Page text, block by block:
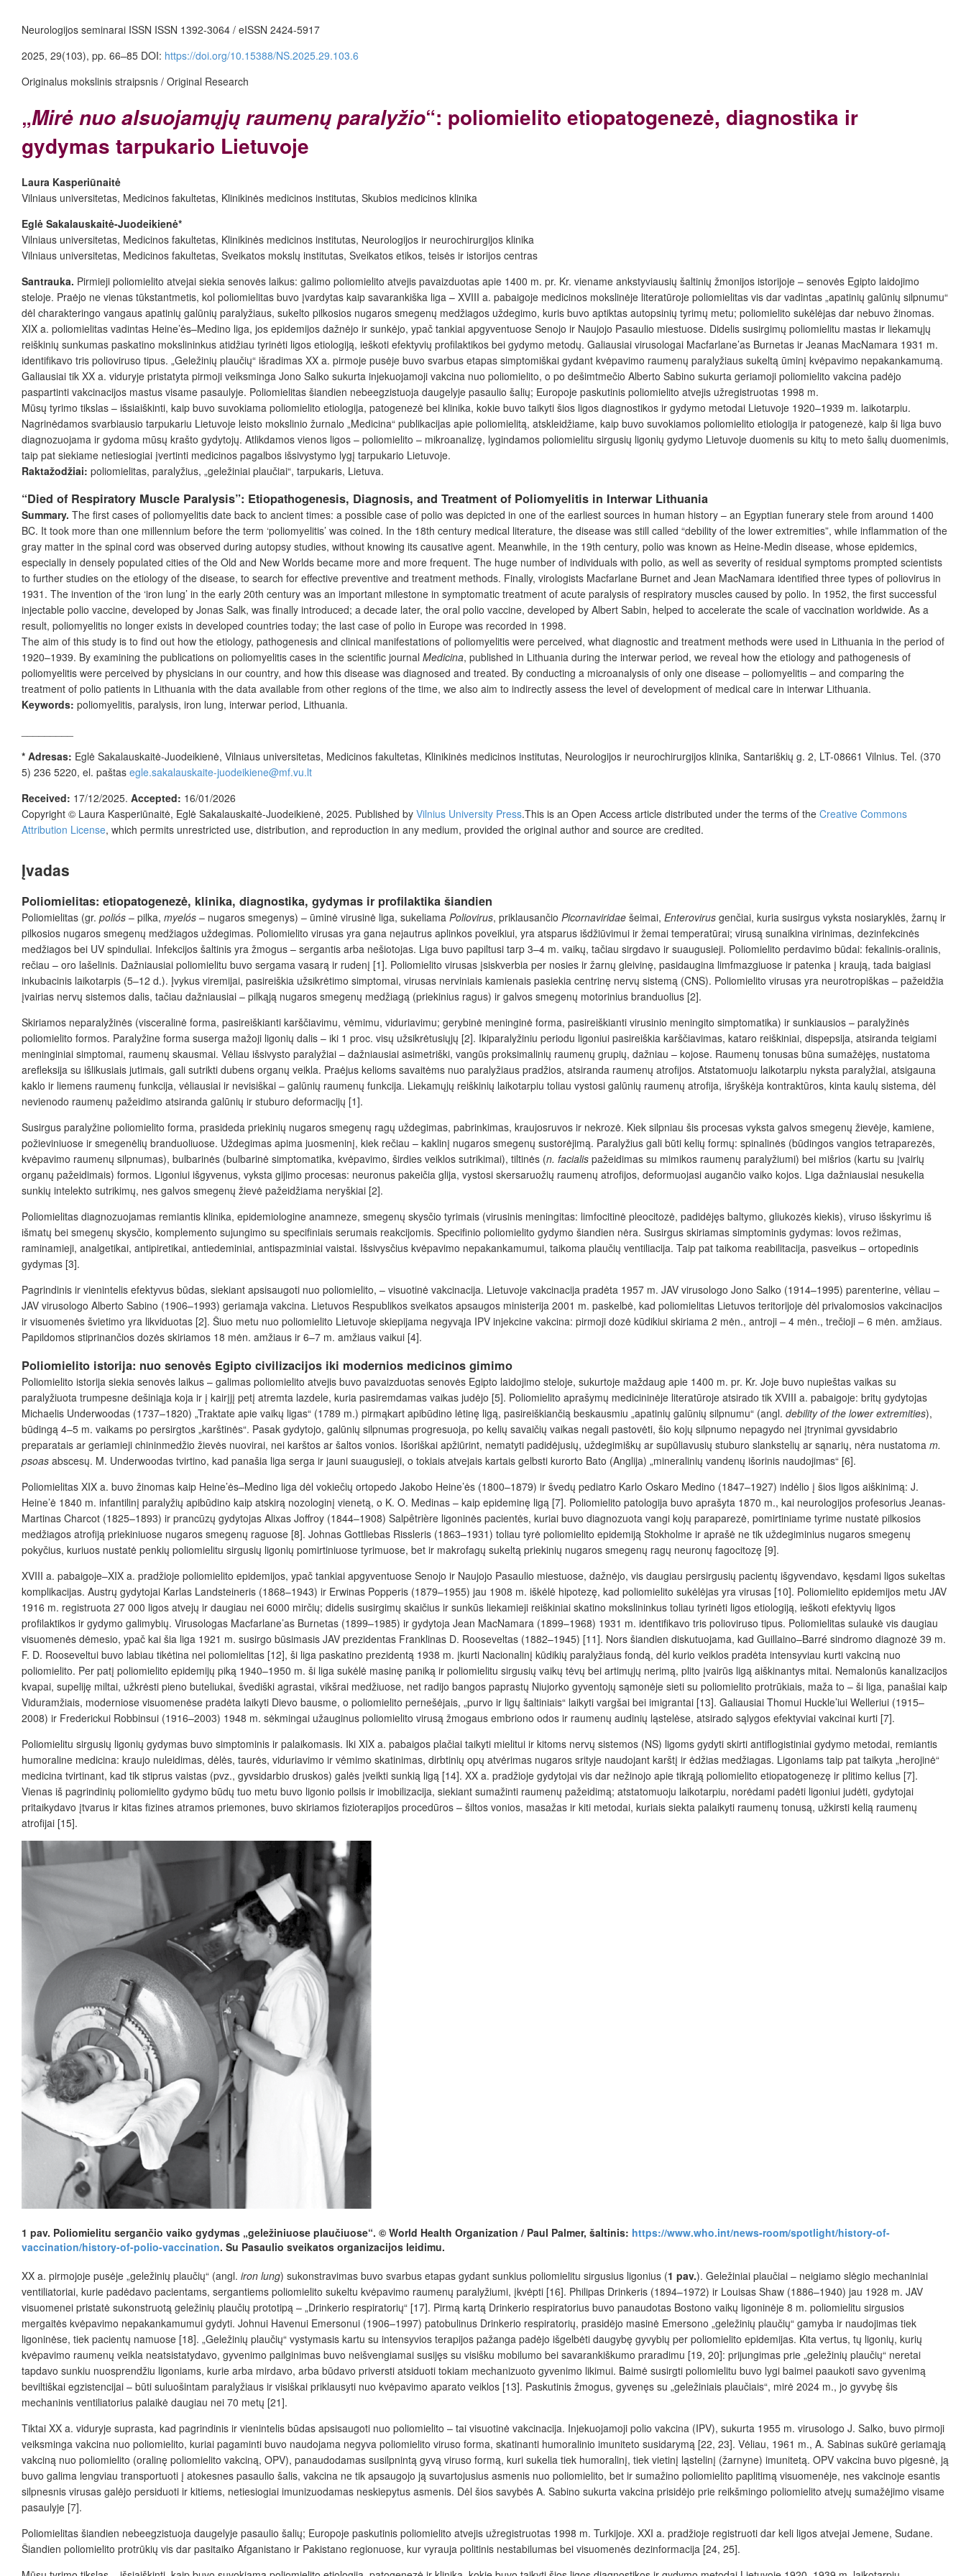
Neurologijos seminarai ISSN ISSN 1392-3064 / eISSN 2424-5917
2025, 29(103), pp. 66–85 DOI: https://doi.org/10.15388/NS.2025.29.103.6
Originalus mokslinis straipsnis / Original Research
„Mirė nuo alsuojamųjų raumenų paralyžio“: poliomielito etiopatogenezė, diagnostika ir
gydymas tarpukario Lietuvoje
Laura Kasperiūnaitė
Vilniaus universitetas, Medicinos fakultetas, Klinikinės medicinos institutas, Skubios medicinos klinika
Eglė Sakalauskaitė-Juodeikienė*
Vilniaus universitetas, Medicinos fakultetas, Klinikinės medicinos institutas, Neurologijos ir neurochirurgijos klinika
Vilniaus universitetas, Medicinos fakultetas, Sveikatos mokslų institutas, Sveikatos etikos, teisės ir istorijos centras
Santrauka. Pirmieji poliomielito atvejai siekia senovės laikus: galimo poliomielito atvejis pavaizduotas apie 1400 m. pr. Kr. viename ankstyviausių šaltinių žmonijos istorijoje – senovės Egipto laidojimo
steloje. Praėjo ne vienas tūkstantmetis, kol poliomielitas buvo įvardytas kaip savarankiška liga – XVIII a. pabaigoje medicinos mokslinėje literatūroje poliomielitas vis dar vadintas „apatinių galūnių silpnumu“
dėl charakteringo vangaus apatinių galūnių paralyžiaus, sukelto pilkosios nugaros smegenų medžiagos uždegimo, kuris buvo aptiktas autopsinių tyrimų metu; poliomielito sukėlėjas dar nebuvo žinomas.
XIX a. poliomielitas vadintas Heine’ės–Medino liga, jos epidemijos dažnėjo ir sunkėjo, ypač tankiai apgyventuose Senojo ir Naujojo Pasaulio miestuose. Didelis susirgimų poliomielitu mastas ir liekamųjų
reiškinių sunkumas paskatino mokslininkus atidžiau tyrinėti ligos etiologiją, ieškoti efektyvių profilaktikos bei gydymo metodų. Galiausiai virusologai Macfarlane’as Burnetas ir Jeanas MacNamara 1931 m.
identifikavo tris polioviruso tipus. „Geležinių plaučių“ išradimas XX a. pirmoje pusėje buvo svarbus etapas simptomiškai gydant kvėpavimo raumenų paralyžiaus sukeltą ūminį kvėpavimo nepakankamumą.
Galiausiai tik XX a. viduryje pristatyta pirmoji veiksminga Jono Salko sukurta injekuojamoji vakcina nuo poliomielito, o po dešimtmečio Alberto Sabino sukurta geriamoji poliomielito vakcina padėjo
paspartinti vakcinacijos mastus visame pasaulyje. Poliomielitas šiandien nebeegzistuoja daugelyje pasaulio šalių; Europoje paskutinis poliomielito atvejis užregistruotas 1998 m.
Mūsų tyrimo tikslas – išsiaiškinti, kaip buvo suvokiama poliomielito etiologija, patogenezė bei klinika, kokie buvo taikyti šios ligos diagnostikos ir gydymo metodai Lietuvoje 1920–1939 m. laikotarpiu.
Nagrinėdamos svarbiausio tarpukariu Lietuvoje leisto mokslinio žurnalo „Medicina“ publikacijas apie poliomielitą, atskleidžiame, kaip buvo suvokiamos poliomielito etiologija ir patogenezė, kaip ši liga buvo
diagnozuojama ir gydoma mūsų krašto gydytojų. Atlikdamos vienos ligos – poliomielito – mikroanalizę, lygindamos poliomielitu sirgusių ligonių gydymo Lietuvoje duomenis su kitų to meto šalių duomenimis,
taip pat siekiame netiesiogiai įvertinti medicinos pagalbos išsivystymo lygį tarpukario Lietuvoje.
Raktažodžiai: poliomielitas, paralyžius, „geležiniai plaučiai“, tarpukaris, Lietuva.
“Died of Respiratory Muscle Paralysis”: Etiopathogenesis, Diagnosis, and Treatment of Poliomyelitis in Interwar Lithuania
Summary. The first cases of poliomyelitis date back to ancient times: a possible case of polio was depicted in one of the earliest sources in human history – an Egyptian funerary stele from around 1400
BC. It took more than one millennium before the term ‘poliomyelitis’ was coined. In the 18th century medical literature, the disease was still called “debility of the lower extremities”, while inflammation of the
gray matter in the spinal cord was observed during autopsy studies, without knowing its causative agent. Meanwhile, in the 19th century, polio was known as Heine-Medin disease, whose epidemics,
especially in densely populated cities of the Old and New Worlds became more and more frequent. The huge number of individuals with polio, as well as severity of residual symptoms prompted scientists
to further studies on the etiology of the disease, to search for effective preventive and treatment methods. Finally, virologists Macfarlane Burnet and Jean MacNamara identified three types of poliovirus in
1931. The invention of the ‘iron lung’ in the early 20th century was an important milestone in symptomatic treatment of acute paralysis of respiratory muscles caused by polio. In 1952, the first successful
injectable polio vaccine, developed by Jonas Salk, was finally introduced; a decade later, the oral polio vaccine, developed by Albert Sabin, helped to accelerate the scale of vaccination worldwide. As a
result, poliomyelitis no longer exists in developed countries today; the last case of polio in Europe was recorded in 1998.
The aim of this study is to find out how the etiology, pathogenesis and clinical manifestations of poliomyelitis were perceived, what diagnostic and treatment methods were used in Lithuania in the period of
1920–1939. By examining the publications on poliomyelitis cases in the scientific journal Medicina, published in Lithuania during the interwar period, we reveal how the etiology and pathogenesis of
poliomyelitis were perceived by physicians in our country, and how this disease was diagnosed and treated. By conducting a microanalysis of only one disease – poliomyelitis – and comparing the
treatment of polio patients in Lithuania with the data available from other regions of the time, we also aim to indirectly assess the level of development of medical care in interwar Lithuania.
Keywords: poliomyelitis, paralysis, iron lung, interwar period, Lithuania.
* Adresas: Eglė Sakalauskaitė-Juodeikienė, Vilniaus universitetas, Medicinos fakultetas, Klinikinės medicinos institutas, Neurologijos ir neurochirurgijos klinika, Santariškių g. 2, LT-08661 Vilnius. Tel. (370
5) 236 5220, el. paštas egle.sakalauskaite-juodeikiene@mf.vu.lt
Received: 17/12/2025. Accepted: 16/01/2026
Copyright © Laura Kasperiūnaitė, Eglė Sakalauskaitė-Juodeikienė, 2025. Published by Vilnius University Press.This is an Open Access article distributed under the terms of the Creative Commons
Attribution License, which permits unrestricted use, distribution, and reproduction in any medium, provided the original author and source are credited.
Įvadas
Poliomielitas: etiopatogenezė, klinika, diagnostika, gydymas ir profilaktika šiandien
Poliomielitas (gr. poliós – pilka, myelós – nugaros smegenys) – ūminė virusinė liga, sukeliama Poliovirus, priklausančio Picornaviridae šeimai, Enterovirus genčiai, kuria susirgus vyksta nosiaryklės, žarnų ir
pilkosios nugaros smegenų medžiagos uždegimas. Poliomielito virusas yra gana nejautrus aplinkos poveikiui, yra atsparus išdžiūvimui ir žemai temperatūrai; virusą sunaikina virinimas, dezinfekcinės
medžiagos bei UV spinduliai. Infekcijos šaltinis yra žmogus – sergantis arba nešiotojas. Liga buvo papiltusi tarp 3–4 m. vaikų, tačiau sirgdavo ir suaugusieji. Poliomielito perdavimo būdai: fekalinis-oralinis,
rečiau – oro lašelinis. Dažniausiai poliomielitu buvo sergama vasarą ir rudenį [1]. Poliomielito virusas įsiskverbia per nosies ir žarnų gleivinę, pasidaugina limfmazgiuose ir patenka į kraują, tada baigiasi
inkubacinis laikotarpis (5–12 d.). Įvykus viremijai, pasireiškia užsikrėtimo simptomai, virusas nerviniais kamienais pasiekia centrinę nervų sistemą (CNS). Poliomielito virusas yra neurotropiškas – pažeidžia
įvairias nervų sistemos dalis, tačiau dažniausiai – pilkąją nugaros smegenų medžiagą (priekinius ragus) ir galvos smegenų motorinius branduolius [2].
Skiriamos neparalyžinės (visceralinė forma, pasireiškianti karščiavimu, vėmimu, viduriavimu; gerybinė meninginė forma, pasireiškianti virusinio meningito simptomatika) ir sunkiausios – paralyžinės
poliomielito formos. Paralyžine forma suserga mažoji ligonių dalis – iki 1 proc. visų užsikrėtusiųjų [2]. Ikiparalyžiniu periodu ligoniui pasireiškia karščiavimas, kataro reiškiniai, dispepsija, atsiranda teigiami
meninginiai simptomai, raumenų skausmai. Vėliau išsivysto paralyžiai – dažniausiai asimetriški, vangūs proksimalinių raumenų grupių, dažniau – kojose. Raumenų tonusas būna sumažėjęs, nustatoma
arefleksija su išlikusiais jutimais, gali sutrikti dubens organų veikla. Praėjus kelioms savaitėms nuo paralyžiaus pradžios, atsiranda raumenų atrofijos. Atstatomuoju laikotarpiu nyksta paralyžiai, atsigauna
kaklo ir liemens raumenų funkcija, vėliausiai ir nevisiškai – galūnių raumenų funkcija. Liekamųjų reiškinių laikotarpiu toliau vystosi galūnių raumenų atrofija, išryškėja kontraktūros, kinta kaulų sistema, dėl
nevienodo raumenų pažeidimo atsiranda galūnių ir stuburo deformacijų [1].
Susirgus paralyžine poliomielito forma, prasideda priekinių nugaros smegenų ragų uždegimas, pabrinkimas, kraujosruvos ir nekrozė. Kiek silpniau šis procesas vyksta galvos smegenų žievėje, kamiene,
požieviniuose ir smegenėlių branduoliuose. Uždegimas apima juosmeninį, kiek rečiau – kaklinį nugaros smegenų sustorėjimą. Paralyžius gali būti kelių formų: spinalinės (būdingos vangios tetraparezės,
kvėpavimo raumenų silpnumas), bulbarinės (bulbarinė simptomatika, kvėpavimo, širdies veiklos sutrikimai), tiltinės (n. facialis pažeidimas su mimikos raumenų paralyžiumi) bei mišrios (kartu su įvairių
organų pažeidimais) formos. Ligoniui išgyvenus, vyksta gijimo procesas: neuronus pakeičia glija, vystosi skersaruožių raumenų atrofijos, deformuojasi augančio vaiko kojos. Liga dažniausiai nesukelia
sunkių intelekto sutrikimų, nes galvos smegenų žievė pažeidžiama neryškiai [2].
Poliomielitas diagnozuojamas remiantis klinika, epidemiologine anamneze, smegenų skysčio tyrimais (virusinis meningitas: limfocitinė pleocitozė, padidėjęs baltymo, gliukozės kiekis), viruso išskyrimu iš
išmatų bei smegenų skysčio, komplemento sujungimo su specifiniais serumais reakcijomis. Specifinio poliomielito gydymo šiandien nėra. Susirgus skiriamas simptominis gydymas: lovos režimas,
raminamieji, analgetikai, antipiretikai, antiedeminiai, antispazminiai vaistai. Išsivysčius kvėpavimo nepakankamumui, taikoma plaučių ventiliacija. Taip pat taikoma reabilitacija, pasveikus – ortopedinis
gydymas [3].
Pagrindinis ir vienintelis efektyvus būdas, siekiant apsisaugoti nuo poliomielito, – visuotinė vakcinacija. Lietuvoje vakcinacija pradėta 1957 m. JAV virusologo Jono Salko (1914–1995) parenterine, vėliau –
JAV virusologo Alberto Sabino (1906–1993) geriamąja vakcina. Lietuvos Respublikos sveikatos apsaugos ministerija 2001 m. paskelbė, kad poliomielitas Lietuvos teritorijoje dėl privalomosios vakcinacijos
ir visuomenės švietimo yra likviduotas [2]. Šiuo metu nuo poliomielito Lietuvoje skiepijama negyvąja IPV injekcine vakcina: pirmoji dozė kūdikiui skiriama 2 mėn., antroji – 4 mėn., trečioji – 6 mėn. amžiaus.
Papildomos stiprinančios dozės skiriamos 18 mėn. amžiaus ir 6–7 m. amžiaus vaikui [4].
Poliomielito istorija: nuo senovės Egipto civilizacijos iki modernios medicinos gimimo
Poliomielito istorija siekia senovės laikus – galimas poliomielito atvejis buvo pavaizduotas senovės Egipto laidojimo steloje, sukurtoje maždaug apie 1400 m. pr. Kr. Joje buvo nupieštas vaikas su
paralyžiuota trumpesne dešiniąja koja ir į kairįjį petį atremta lazdele, kuria pasiremdamas vaikas judėjo [5]. Poliomielito aprašymų medicininėje literatūroje atsirado tik XVIII a. pabaigoje: britų gydytojas
Michaelis Underwoodas (1737–1820) „Traktate apie vaikų ligas“ (1789 m.) pirmąkart apibūdino lėtinę ligą, pasireiškiančią beskausmiu „apatinių galūnių silpnumu“ (angl. debility of the lower extremities),
būdingą 4–5 m. vaikams po persirgtos „karštinės“. Pasak gydytojo, galūnių silpnumas progresuoja, po kelių savaičių vaikas negali pastovėti, šio kojų silpnumo nepagydo nei įtrynimai gyvsidabrio
preparatais ar geriamieji chininmedžio žievės nuovirai, nei karštos ar šaltos vonios. Išoriškai apžiūrint, nematyti padidėjusių, uždegimiškų ar supūliavusių stuburo slankstelių ar sąnarių, nėra nustatoma m.
psoas abscesų. M. Underwoodas tvirtino, kad panašia liga serga ir jauni suaugusieji, o tokiais atvejais kartais gelbsti kurorto Bato (Anglija) „mineralinių vandenų išorinis naudojimas“ [6].
Poliomielitas XIX a. buvo žinomas kaip Heine’ės–Medino liga dėl vokiečių ortopedo Jakobo Heine’ės (1800–1879) ir švedų pediatro Karlo Oskaro Medino (1847–1927) indėlio į šios ligos aiškinimą: J.
Heine’ė 1840 m. infantilinį paralyžių apibūdino kaip atskirą nozologinį vienetą, o K. O. Medinas – kaip epideminę ligą [7]. Poliomielito patologija buvo aprašyta 1870 m., kai neurologijos profesorius Jeanas-
Martinas Charcot (1825–1893) ir prancūzų gydytojas Alixas Joffroy (1844–1908) Salpêtrière ligoninės pacientės, kuriai buvo diagnozuota vangi kojų paraparezė, pomirtiniame tyrime nustatė pilkosios
medžiagos atrofiją priekiniuose nugaros smegenų raguose [8]. Johnas Gottliebas Rissleris (1863–1931) toliau tyrė poliomielito epidemiją Stokholme ir aprašė ne tik uždegiminius nugaros smegenų
pokyčius, kuriuos nustatė penkių poliomielitu sirgusių ligonių pomirtiniuose tyrimuose, bet ir makrofagų sukeltą priekinių nugaros smegenų ragų neuronų fagocitozę [9].
XVIII a. pabaigoje–XIX a. pradžioje poliomielito epidemijos, ypač tankiai apgyventuose Senojo ir Naujojo Pasaulio miestuose, dažnėjo, vis daugiau persirgusių pacientų išgyvendavo, kęsdami ligos sukeltas
komplikacijas. Austrų gydytojai Karlas Landsteineris (1868–1943) ir Erwinas Popperis (1879–1955) jau 1908 m. iškėlė hipotezę, kad poliomielito sukėlėjas yra virusas [10]. Poliomielito epidemijos metu JAV
1916 m. registruota 27 000 ligos atvejų ir daugiau nei 6000 mirčių; didelis susirgimų skaičius ir sunkūs liekamieji reiškiniai skatino mokslininkus toliau tyrinėti ligos etiologiją, ieškoti efektyvių ligos
profilaktikos ir gydymo galimybių. Virusologas Macfarlane’as Burnetas (1899–1985) ir gydytoja Jean MacNamara (1899–1968) 1931 m. identifikavo tris polioviruso tipus. Poliomielitas sulaukė vis daugiau
visuomenės dėmesio, ypač kai šia liga 1921 m. susirgo būsimasis JAV prezidentas Franklinas D. Rooseveltas (1882–1945) [11]. Nors šiandien diskutuojama, kad Guillaino–Barré sindromo diagnozė 39 m.
F. D. Rooseveltui buvo labiau tikėtina nei poliomielitas [12], ši liga paskatino prezidentą 1938 m. įkurti Nacionalinį kūdikių paralyžiaus fondą, dėl kurio veiklos pradėta intensyviau kurti vakciną nuo
poliomielito. Per patį poliomielito epidemijų piką 1940–1950 m. ši liga sukėlė masinę paniką ir poliomielitu sirgusių vaikų tėvų bei artimųjų nerimą, plito įvairūs ligą aiškinantys mitai. Nemalonūs kanalizacijos
kvapai, supeliję miltai, užkrėsti pieno buteliukai, švediški agrastai, vikšrai medžiuose, net radijo bangos paprastų Niujorko gyventojų sąmonėje sieti su poliomielito protrūkiais, maža to – ši liga, panašiai kaip
Viduramžiais, moderniose visuomenėse pradėta laikyti Dievo bausme, o poliomielito pernešėjais, „purvo ir ligų šaltiniais“ laikyti vargšai bei imigrantai [13]. Galiausiai Thomui Huckle’iui Welleriui (1915–
2008) ir Frederickui Robbinsui (1916–2003) 1948 m. sėkmingai užauginus poliomielito virusą žmogaus embriono odos ir raumenų audinių ląstelėse, atsirado sąlygos efektyviai vakcinai kurti [7].
Poliomielitu sirgusių ligonių gydymas buvo simptominis ir palaikomasis. Iki XIX a. pabaigos plačiai taikyti mielitui ir kitoms nervų sistemos (NS) ligoms gydyti skirti antiflogistiniai gydymo metodai, remiantis
humoraline medicina: kraujo nuleidimas, dėlės, taurės, viduriavimo ir vėmimo skatinimas, dirbtinių opų atvėrimas nugaros srityje naudojant karštį ir ėdžias medžiagas. Ligoniams taip pat taikyta „herojinė“
medicina tvirtinant, kad tik stiprus vaistas (pvz., gyvsidarbio druskos) galės įveikti sunkią ligą [14]. XX a. pradžioje gydytojai vis dar nežinojo apie tikrąją poliomielito etiopatogenezę ir plitimo kelius [7].
Vienas iš pagrindinių poliomielito gydymo būdų tuo metu buvo ligonio poilsis ir imobilizacija, siekiant sumažinti raumenų pažeidimą; atstatomuoju laikotarpiu, norėdami padėti ligoniui judėti, gydytojai
pritaikydavo įtvarus ir kitas fizines atramos priemones, buvo skiriamos fizioterapijos procedūros – šiltos vonios, masažas ir kiti metodai, kuriais siekta palaikyti raumenų tonusą, užkirsti kelią raumenų
atrofijai [15].
1 pav. Poliomielitu sergančio vaiko gydymas „geležiniuose plaučiuose“. © World Health Organization / Paul Palmer, šaltinis: https://www.who.int/news-room/spotlight/history-of-
vaccination/history-of-polio-vaccination. Su Pasaulio sveikatos organizacijos leidimu.
XX a. pirmojoje pusėje „geležinių plaučių“ (angl. iron lung) sukonstravimas buvo svarbus etapas gydant sunkius poliomielitu sirgusius ligonius (1 pav.). Geležiniai plaučiai – neigiamo slėgio mechaniniai
ventiliatoriai, kurie padėdavo pacientams, sergantiems poliomielito sukeltu kvėpavimo raumenų paralyžiumi, įkvėpti [16]. Philipas Drinkeris (1894–1972) ir Louisas Shaw (1886–1940) jau 1928 m. JAV
visuomenei pristatė sukonstruotą geležinių plaučių prototipą – „Drinkerio respiratorių“ [17]. Pirmą kartą Drinkerio respiratorius buvo panaudotas Bostono vaikų ligoninėje 8 m. poliomielitu sirgusios
mergaitės kvėpavimo nepakankamumui gydyti. Johnui Havenui Emersonui (1906–1997) patobulinus Drinkerio respiratorių, prasidėjo masinė Emersono „geležinių plaučių“ gamyba ir naudojimas tiek
ligoninėse, tiek pacientų namuose [18]. „Geležinių plaučių“ vystymasis kartu su intensyvios terapijos pažanga padėjo išgelbėti daugybę gyvybių per poliomielito epidemijas. Kita vertus, tų ligonių, kurių
kvėpavimo raumenų veikla neatsistatydavo, gyvenimo pailginimas buvo neišvengiamai susijęs su visišku mobilumo bei savarankiškumo praradimu [19, 20]: prijungimas prie „geležinių plaučių“ neretai
tapdavo sunkiu nuosprendžiu ligoniams, kurie arba mirdavo, arba būdavo priversti atsiduoti tokiam mechanizuoto gyvenimo likimui. Baimė susirgti poliomielitu buvo lygi baimei paaukoti savo gyvenimą
beviltiškai egzistencijai – būti suluošintam paralyžiaus ir visiškai priklausyti nuo kvėpavimo aparato veiklos [13]. Paskutinis žmogus, gyvenęs su „geležiniais plaučiais“, mirė 2024 m., jo gyvybę šis
mechaninis ventiliatorius palaikė daugiau nei 70 metų [21].
Tiktai XX a. viduryje suprasta, kad pagrindinis ir vienintelis būdas apsisaugoti nuo poliomielito – tai visuotinė vakcinacija. Injekuojamoji polio vakcina (IPV), sukurta 1955 m. virusologo J. Salko, buvo pirmoji
veiksminga vakcina nuo poliomielito, kuriai pagaminti buvo naudojama negyva poliomielito viruso forma, skatinanti humoralinio imuniteto susidarymą [22, 23]. Vėliau, 1961 m., A. Sabinas sukūrė geriamąją
vakciną nuo poliomielito (oralinę poliomielito vakciną, OPV), panaudodamas susilpnintą gyvą viruso formą, kuri sukelia tiek humoralinį, tiek vietinį ląstelinį (žarnyne) imunitetą. OPV vakcina buvo pigesnė, ją
buvo galima lengviau transportuoti į atokesnes pasaulio šalis, vakcina ne tik apsaugojo ją suvartojusius asmenis nuo poliomielito, bet ir sumažino poliomielito paplitimą visuomenėje, nes vakcinoje esantis
silpnesnis virusas galėjo persiduoti ir kitiems, netiesiogiai imunizuodamas neskiepytus asmenis. Dėl šios savybės A. Sabino sukurta vakcina prisidėjo prie reikšmingo poliomielito atvejų sumažėjimo visame
pasaulyje [7].
Poliomielitas šiandien nebeegzistuoja daugelyje pasaulio šalių; Europoje paskutinis poliomielito atvejis užregistruotas 1998 m. Turkijoje. XXI a. pradžioje registruoti dar keli ligos atvejai Jemene, Sudane.
Šiandien poliomielito protrūkių vis dar pasitaiko Afganistano ir Pakistano regionuose, kur vyrauja politinis nestabilumas bei visuomenės dezinformacija [24, 25].